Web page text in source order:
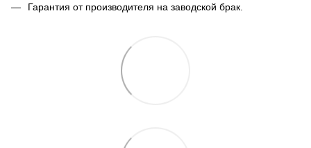
Гарантия от производителя на заводской брак.